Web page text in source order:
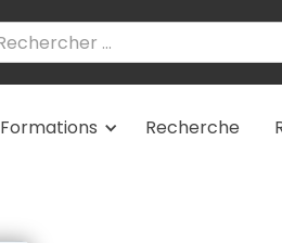
Formations Recherche